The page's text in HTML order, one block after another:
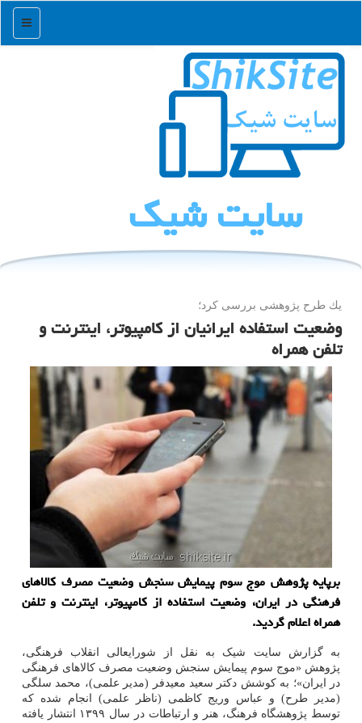
منو
سایت شیك
یك طرح پژوهشی بررسی كرد؛
وضعیت استفاده ایرانیان از كامپیوتر، اینترنت و
تلفن همراه
برپایه پژوهش موج سوم پیمایش سنجش وضعیت مصرف کالاهای
فرهنگی در ایران، وضعیت استفاده از کامپیوتر، اینترنت و تلفن
همراه اعلام گردید.
به گزارش سایت شیک به نقل از شورایعالی انقلاب فرهنگی،
پژوهش «موج سوم پیمایش سنجش وضعیت مصرف کالاهای فرهنگی
در ایران»؛ به کوشش دکتر سعید معیدفر (مدیر علمی)، محمد سلگی
(مدیر طرح) و عباس وریج کاظمی (ناظر علمی) انجام شده که
توسط پژوهشگاه فرهنگ، هنر و ارتباطات در سال ۱۳۹۹ انتشار یافته